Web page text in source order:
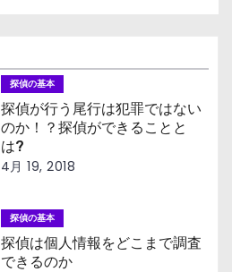
探偵の基本
探偵が行う尾行は犯罪ではない
のか！？探偵ができることと
は?
4月 19, 2018
探偵の基本
探偵は個人情報をどこまで調査
できるのか